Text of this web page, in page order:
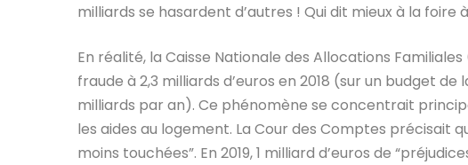
milliards se hasardent d’autres ! Qui dit mieux à la foire
En réalité, la Caisse Nationale des Allocations
fraude à 2,3 milliards d’euros en 2018 (sur un budget
milliards par an). Ce phénomène se concentrait
les aides au logement. La Cour des Comptes précisait
moins touchées”. En 2019, 1 milliard d’euros de